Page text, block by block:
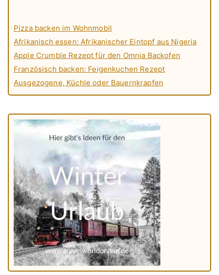
Pizza backen im Wohnmobil
Afrikanisch essen: Afrikanischer Eintopf aus Nigeria
Apple Crumble Rezept für den Omnia Backofen
Französisch backen: Feigenkuchen Rezept
Ausgezogene, Küchle oder Bauernkrapfen